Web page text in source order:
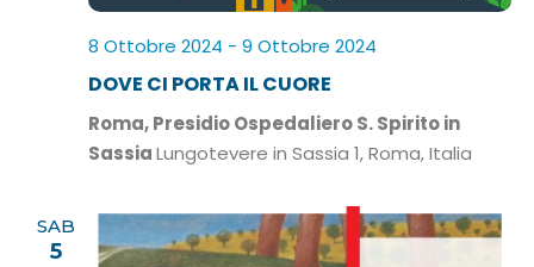
8 Ottobre 2024 - 9 Ottobre 2024
DOVE CI PORTA IL CUORE
Roma, Presidio Ospedaliero S. Spirito in
SassiaLungotevere in Sassia 1, Roma, Italia
SAB
5